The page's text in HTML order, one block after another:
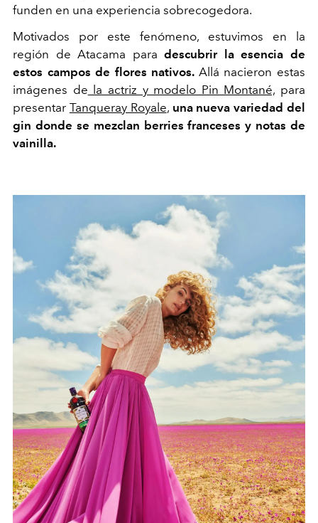
funden en una experiencia sobrecogedora.
Motivados por este fenómeno, estuvimos en la
región de Atacama paradescubrir la esencia de
estos campos de flores nativos. Allá nacieron estas
imágenes de la actriz y modelo Pin Montané, para
presentar Tanqueray Royale, una nueva variedad del
gin donde se mezclan berries franceses y notas de
vainilla.